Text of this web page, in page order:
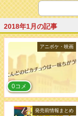
2018年1月の記事
アニポケ・映画
0コメ
発売前情報まとめ